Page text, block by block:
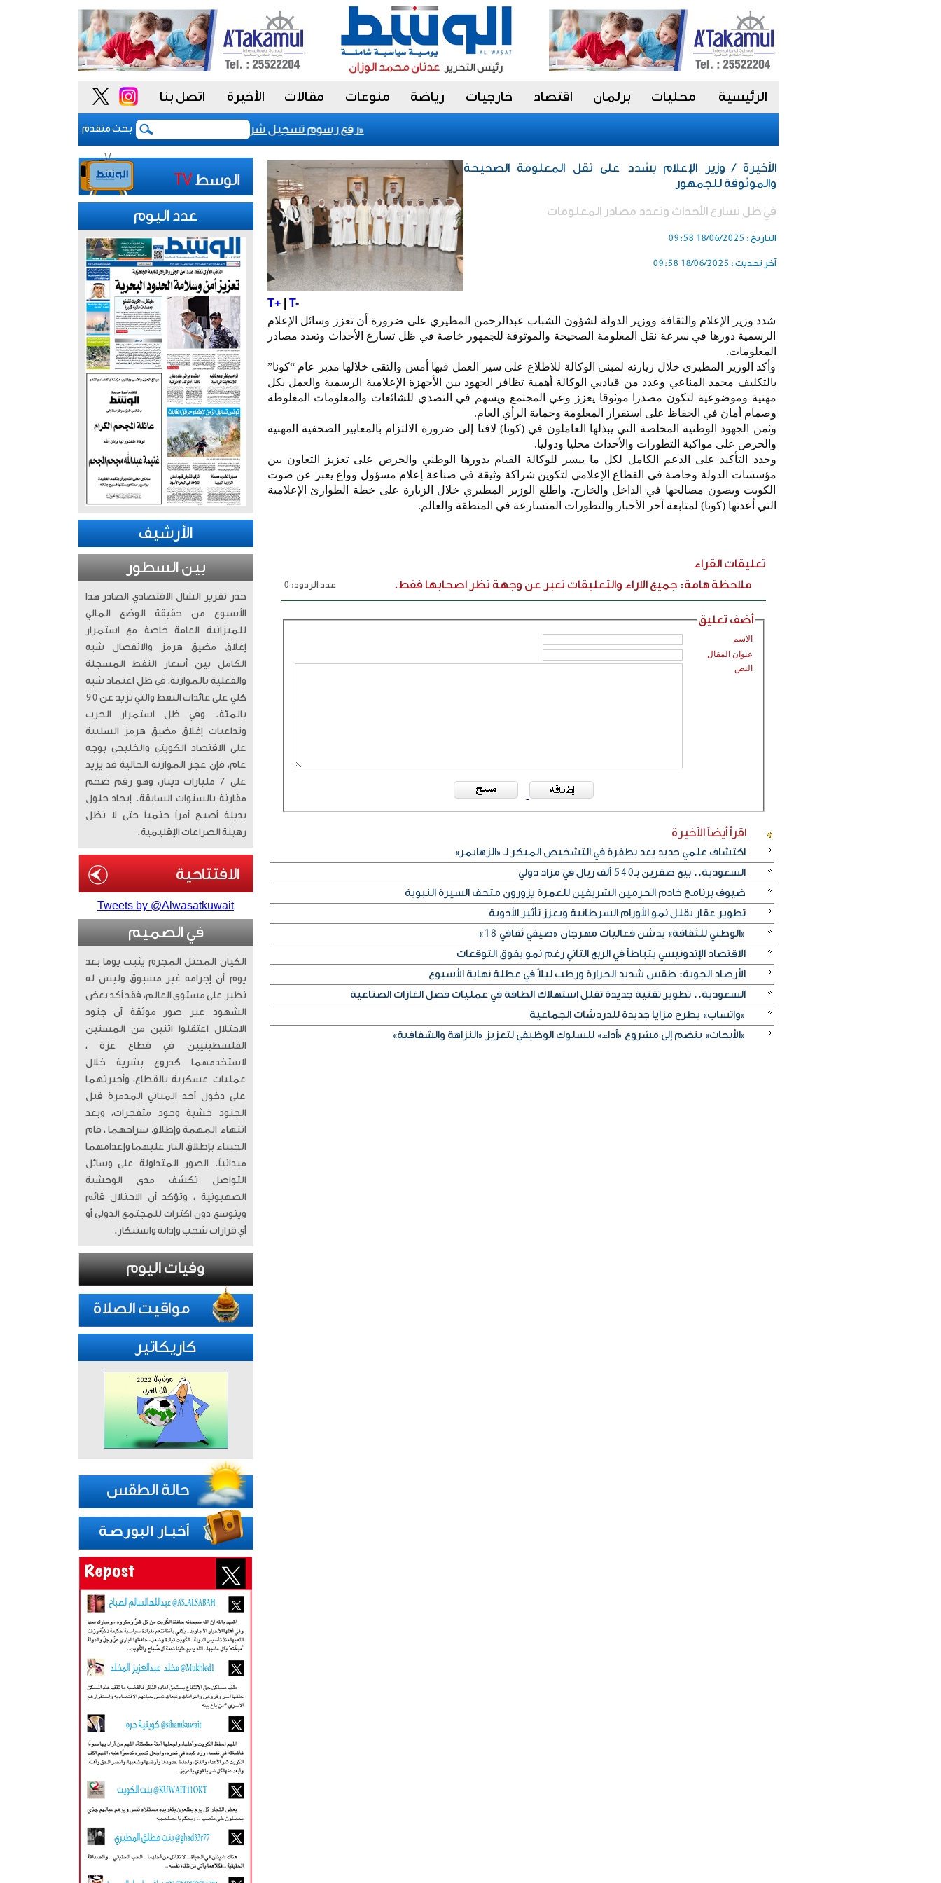
الرئيسية محليات برلمان اقتصاد خارجيات رياضة منوعات مقالات الأخيرة اتصل بنا
بحث متقدم
رفع رسوم تسجيل شركات نظم المعلومات وخدماتها اعتباراً من مطلع
الأخيرة / وزير الإعلام يشدد على نقل المعلومة الصحيحة
والموثوقة للجمهور
في ظل تسارع الأحداث وتعدد مصادر المعلومات
التاريخ : 18/06/2025 09:58
آخر تحديث : 18/06/2025 09:58
T+| T-
شدد وزير الإعلام والثقافة ووزير الدولة لشؤون الشباب عبدالرحمن المطيري على ضرورة أن تعزز وسائل الإعلام
الرسمية دورها في سرعة نقل المعلومة الصحيحة والموثوقة للجمهور خاصة في ظل تسارع الأحداث وتعدد مصادر
المعلومات.
وأكد الوزير المطيري خلال زيارته لمبنى الوكالة للاطلاع على سير العمل فيها أمس والتقى خلالها مدير عام “كونا”
بالتكليف محمد المناعي وعدد من قياديي الوكالة أهمية تظافر الجهود بين الأجهزة الإعلامية الرسمية والعمل بكل
مهنية وموضوعية لتكون مصدرا موثوقا يعزز وعي المجتمع ويسهم في التصدي للشائعات والمعلومات المغلوطة
وصمام أمان في الحفاظ على استقرار المعلومة وحماية الرأي العام.
وثمن الجهود الوطنية المخلصة التي يبذلها العاملون في (كونا) لافتا إلى ضرورة الالتزام بالمعايير الصحفية المهنية
والحرص على مواكبة التطورات والأحداث محليا ودوليا.
وجدد التأكيد على الدعم الكامل لكل ما ييسر للوكالة القيام بدورها الوطني والحرص على تعزيز التعاون بين
مؤسسات الدولة وخاصة في القطاع الإعلامي لتكوين شراكة وثيقة في صناعة إعلام مسؤول وواع يعبر عن صوت
الكويت ويصون مصالحها في الداخل والخارج. واطلع الوزير المطيري خلال الزيارة على خطة الطوارئ الإعلامية
التي أعدتها (كونا) لمتابعة آخر الأخبار والتطورات المتسارعة في المنطقة والعالم.
تعليقات القراء
ملاحظة هامة: جميع الاراء والتعليقات تعبر عن وجهة نظر اصحابها فقط.
عدد الردود: 0
أضف تعليق
الاسم
عنوان المقال
النص
اقرأ أيضاًالأخيرة
اكتشاف علمي جديد يعد بطفرة في التشخيص المبكر لـ «الزهايمر»
السعودية.. بيع صقرين بـ540 ألف ريال في مزاد دولي
ضيوف برنامج خادم الحرمين الشريفين للعمرة يزورون متحف السيرة النبوية
تطوير عقار يقلل نمو الأورام السرطانية ويعزز تأثير الأدوية
«الوطني للثقافة» يدشن فعاليات مهرجان «صيفي ثقافي 18»
الاقتصاد الإندونيسي يتباطأ في الربع الثاني رغم نمو يفوق التوقعات
الأرصاد الجوية: طقس شديد الحرارة ورطب ليلاً في عطلة نهاية الأسبوع
السعودية.. تطوير تقنية جديدة تقلل استهلاك الطاقة في عمليات فصل الغازات الصناعية
«واتساب» يطرح مزايا جديدة للدردشات الجماعية
«الأبحاث» ينضم إلى مشروع «أداء» للسلوك الوظيفي لتعزيز «النزاهة والشفافية»
عدد اليوم
الأرشيف
بين السطور
حذر تقرير الشال الاقتصادي الصادر هذا
الأسبوع من حقيقة الوضع المالي
للميزانية العامة خاصة مع استمرار
إغلاق مضيق هرمز والانفصال شبه
الكامل بين أسعار النفط المسجلة
والفعلية بالموازنة، في ظل اعتماد شبه
كلي على عائدات النفط والتي تزيد عن 90
بالمئة. وفي ظل استمرار الحرب
وتداعيات إغلاق مضيق هرمز السلبية
على الاقتصاد الكويتي والخليجي بوجه
عام، فإن عجز الموازنة الحالية قد يزيد
على 7 مليارات دينار، وهو رقم ضخم
مقارنة بالسنوات السابقة. إيجاد حلول
بديلة أصبح أمراً حتمياً حتى لا نظل
رهينة الصراعات الإقليمية.
Tweets by @Alwasatkuwait
في الصميم
الكيان المحتل المجرم يثبت يوما بعد
يوم أن إجرامه غير مسبوق وليس له
نظير على مستوى العالم، فقد أكد بعض
الشهود عبر صور موثقة أن جنود
الاحتلال اعتقلوا اثنين من المسنين
الفلسطينيين في قطاع غزة ،
لاستخدمهما كدروع بشرية خلال
عمليات عسكرية بالقطاع، وأجبرتهما
على دخول أحد المباني المدمرة قبل
الجنود خشية وجود متفجرات، وبعد
انتهاء المهمة وإطلاق سراحهما ، قام
الجبناء بإطلاق النار عليهما وإعدامهما
ميدانياً. الصور المتداولة على وسائل
التواصل تكشف مدى الوحشية
الصهيونية ، وتؤكد أن الاحتلال قائم
ويتوسع دون اكتراث للمجتمع الدولي أو
أي قرارات شجب وإدانة واستنكار.
كاريكاتير